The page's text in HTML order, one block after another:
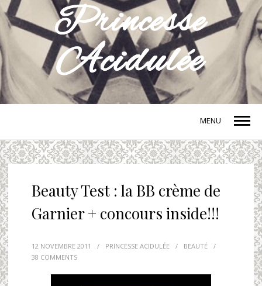
MENU
Beauty Test : la BB crème de
Garnier + concours inside!!!
12 NOVEMBRE 2011 / PRINCESSE ACIDULÉE / BEAUTÉ
/
38 COMMENTS